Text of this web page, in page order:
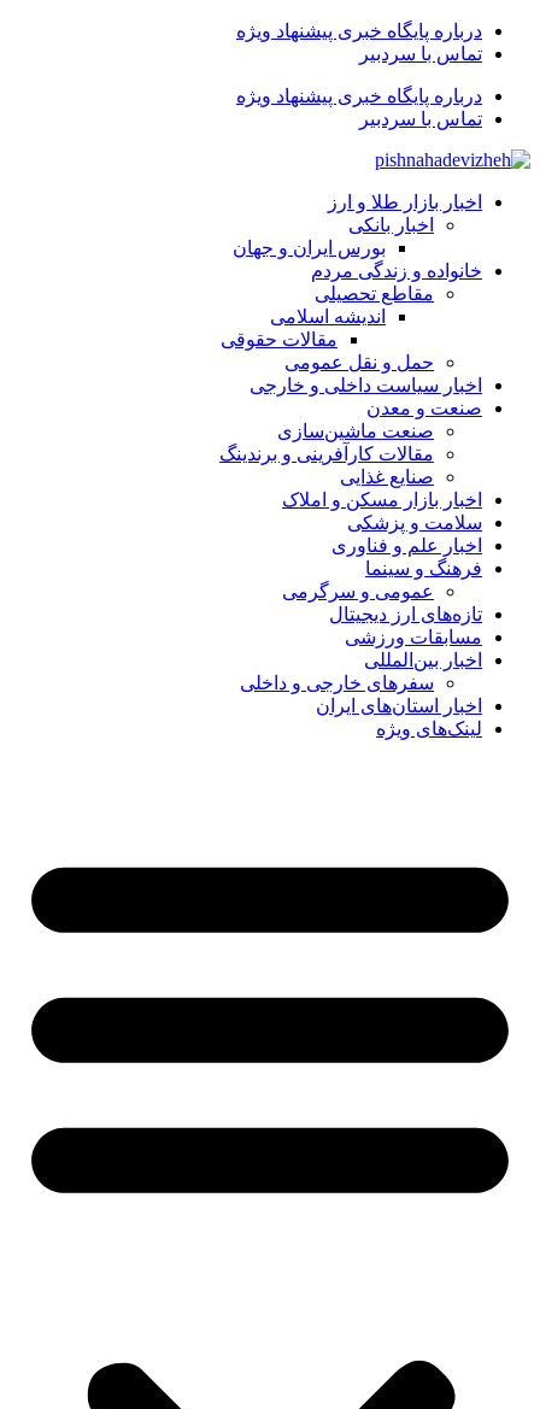
درباره پایگاه خبری پیشنهاد ویژه
تماس با سردبیر
درباره پایگاه خبری پیشنهاد ویژه
تماس با سردبیر
اخبار بازار طلا و ارز
اخبار بانکی
بورس ایران و جهان
خانواده و زندگی مردم
مقاطع تحصیلی
اندیشه اسلامی
مقالات حقوقی
حمل و نقل عمومی
اخبار سیاست داخلی و خارجی
صنعت و معدن
صنعت ماشین‌سازی
مقالات کارآفرینی و برندینگ
صنایع غذایی
اخبار بازار مسکن و املاک
سلامت و پزشکی
اخبار علم و فناوری
فرهنگ و سینما
عمومی و سرگرمی
تازه‌های ارز دیجیتال
مسابقات ورزشی
اخبار بین‌المللی
سفرهای خارجی و داخلی
اخبار استان‌های ایران
لینک‌های ویژه